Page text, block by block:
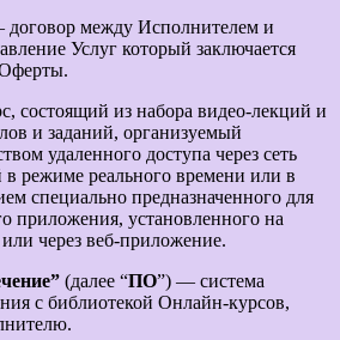
между Исполнителем и
Услуг который заключается
состоящий из набора видео-лекций и
и заданий, организуемый
удаленного доступа через сеть
режиме реального времени или в
специально предназначенного для
приложения, установленного на
через веб-приложение.
(далее “ПО”) — система
с библиотекой Онлайн-курсов,